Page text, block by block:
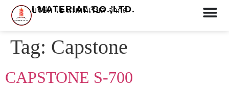
I MATERIAL CO.,LTD.
บริษัท ไอ แมททีเรียล จำกัด
Tag: Capstone
CAPSTONE S-700